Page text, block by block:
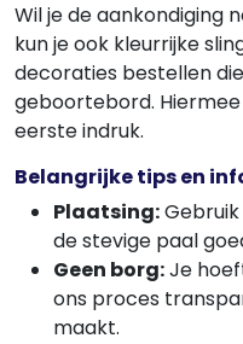
Wil je de aankondiging
kun je ook kleurrijke
decoraties bestellen
geboortebord.
eerste indruk.
Belangrijke tips en
Plaatsing:
de stevige paal
Geen borg:Je
ons proces
maakt.